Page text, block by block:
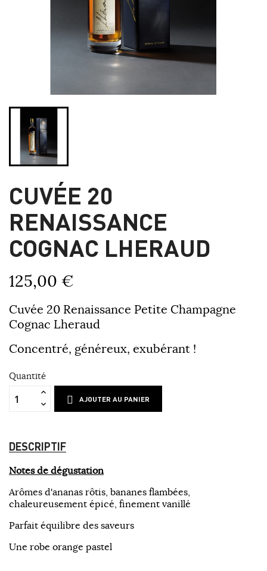
CUVÉE 20
RENAISSANCE
COGNAC LHERAUD
125,00 €
Cuvée 20 Renaissance Petite Champagne
Cognac Lheraud
Concentré, généreux, exubérant !
Quantité
AJOUTER AU PANIER
DESCRIPTIF
Notes de dégustation
Arômes d'ananas rôtis, bananes flambées,
chaleureusement épicé, finement vanillé
Parfait équilibre des saveurs
Une robe orange pastel